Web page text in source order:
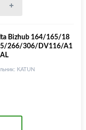
Bizhub 164/165/18
266/306/DV116/A1
KATUN